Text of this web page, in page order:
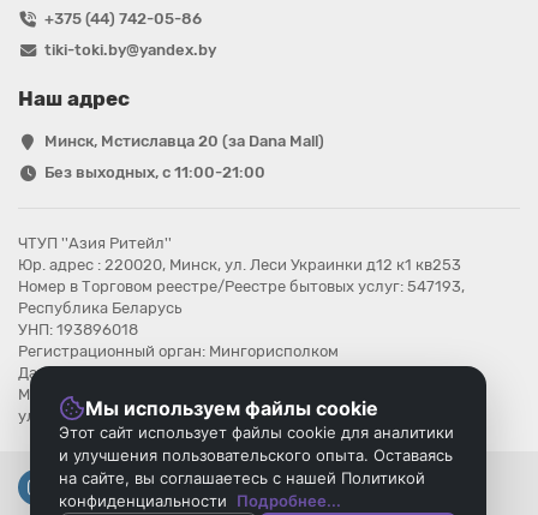
+375 (44) 742-05-86
tiki-toki.by@yandex.by
Наш адрес
Минск, Мстиславца 20 (за Dana Mall)
Без выходных, с 11:00-21:00
ЧТУП ''Азия Ритейл''
Юр. адрес : 220020, Минск, ул. Леси Украинки д12 к1 кв253
Номер в Торговом реестре/Реестре бытовых услуг: 547193,
Республика Беларусь
УНП: 193896018
Регистрационный орган: Мингорисполком
Дата регистрации компании: 08.08.2025
Местонахождение книги замечаний и предложений: г.Минск,
ул.Мстиславца 20Мы используем файлы cookie
Этот сайт использует файлы cookie для аналитики
и улучшения пользовательского опыта. Оставаясь
на сайте, вы соглашаетесь с нашей Политикой
конфиденциальности
Подробнее...